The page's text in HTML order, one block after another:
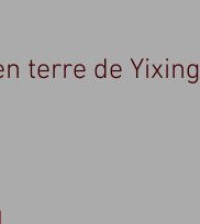
terre de Yixing